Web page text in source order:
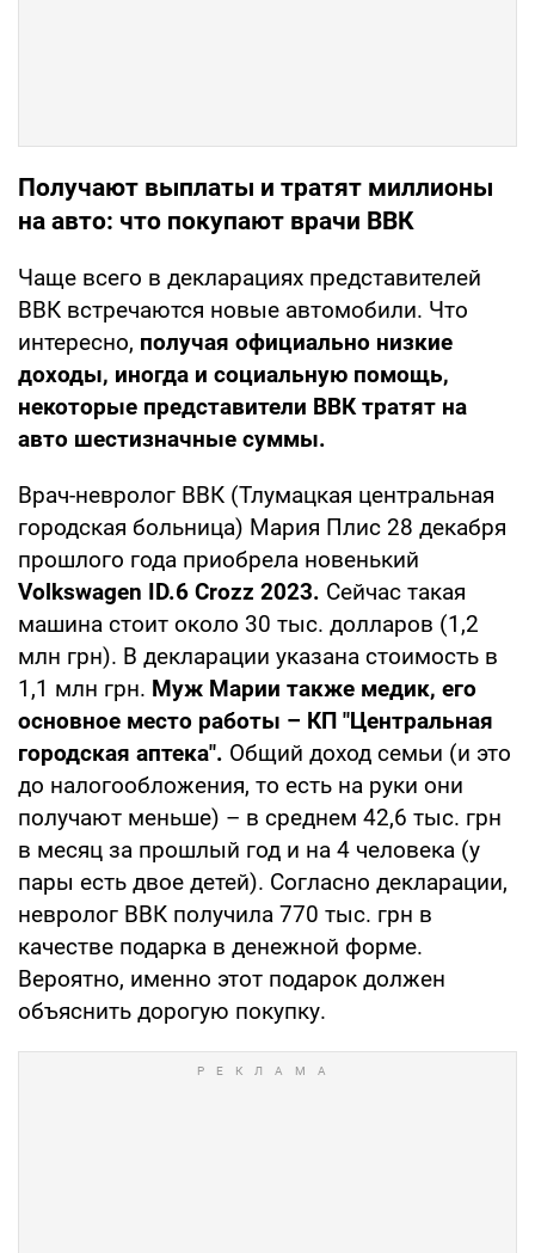
Получают выплаты и тратят миллионы
на авто: что покупают врачи ВВК
Чаще всего в декларациях представителей
ВВК встречаются новые автомобили. Что
интересно, получая официально низкие
доходы, иногда и социальную помощь,
некоторые представители ВВК тратят на
авто шестизначные суммы.
Врач-невролог ВВК (Тлумацкая центральная
городская больница) Мария Плис 28 декабря
прошлого года приобрела новенький
Volkswagen ID.6 Crozz 2023. Сейчас такая
машина стоит около 30 тыс. долларов (1,2
млн грн). В декларации указана стоимость в
1,1 млн грн. Муж Марии также медик, его
основное место работы – КП "Центральная
городская аптека". Общий доход семьи (и это
до налогообложения, то есть на руки они
получают меньше) – в среднем 42,6 тыс. грн
в месяц за прошлый год и на 4 человека (у
пары есть двое детей). Согласно декларации,
невролог ВВК получила 770 тыс. грн в
качестве подарка в денежной форме.
Вероятно, именно этот подарок должен
объяснить дорогую покупку.